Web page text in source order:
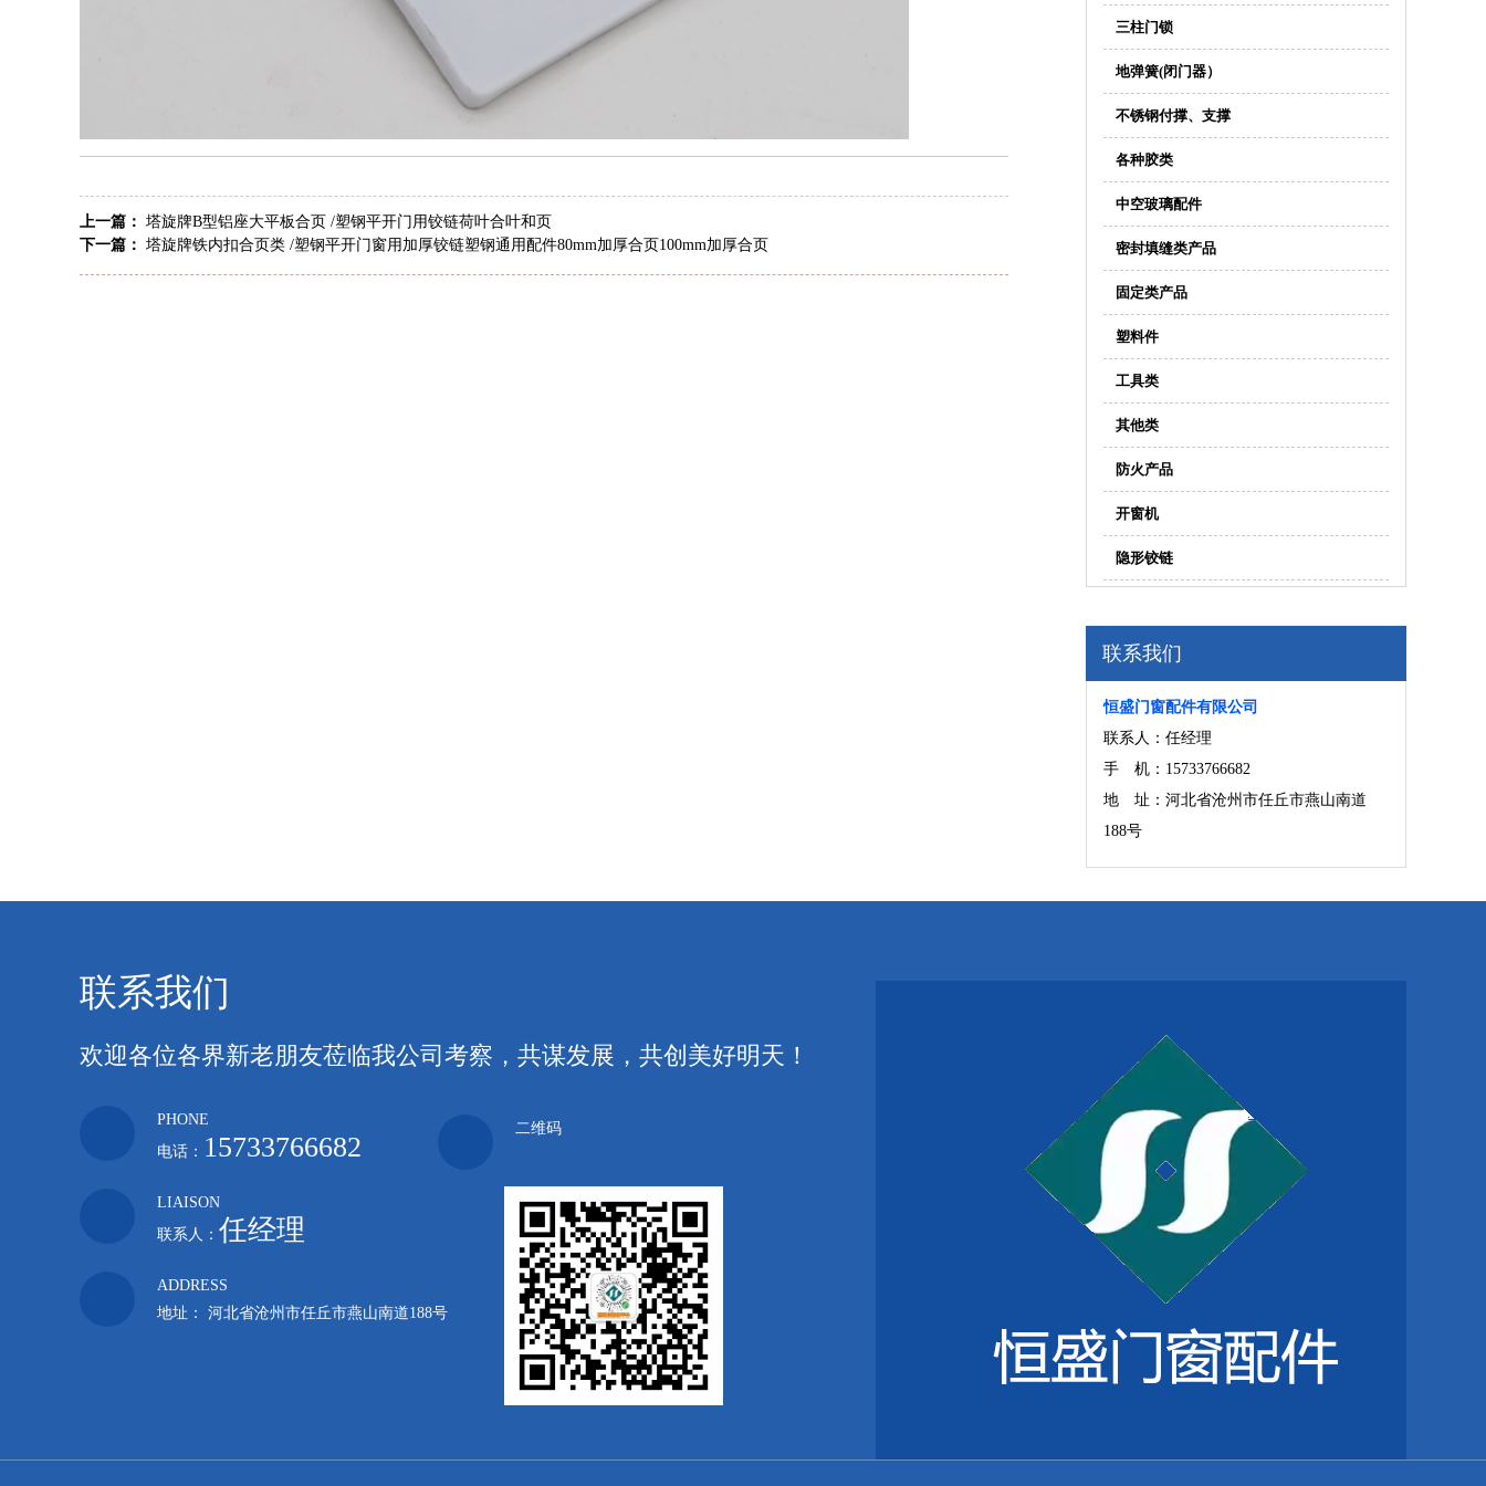
上一篇： 塔旋牌B型铝座大平板合页 /塑钢平开门用铰链荷叶合叶和页
下一篇： 塔旋牌铁内扣合页类 /塑钢平开门窗用加厚铰链塑钢通用配件80mm加厚合页100mm加厚合页
三柱门锁
地弹簧(闭门器）
不锈钢付撑、支撑
各种胶类
中空玻璃配件
密封填缝类产品
固定类产品
塑料件
工具类
其他类
防火产品
开窗机
隐形铰链
联系我们
恒盛门窗配件有限公司
联系人：任经理
手 机：15733766682
地 址：河北省沧州市任丘市燕山南道
188号
联系我们
欢迎各位各界新老朋友莅临我公司考察，共谋发展，共创美好明天！
PHONE
电话： 15733766682
LIAISON
联系人： 任经理
ADDRESS
地址： 河北省沧州市任丘市燕山南道188号
二维码